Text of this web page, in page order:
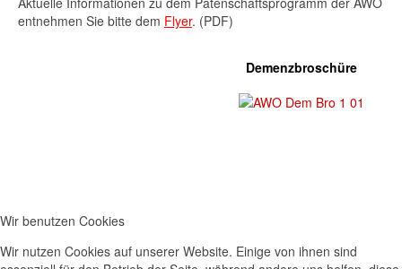
entnehmen Sie bitte dem Flyer. (PDF)
Demenzbroschüre
Wir benutzen Cookies
Wir nutzen Cookies auf unserer Website. Einige von ihnen sind